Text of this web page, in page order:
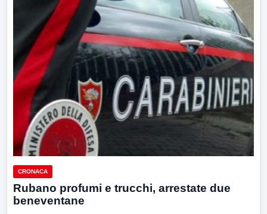
CRONACA
Rubano profumi e trucchi, arrestate due
beneventane